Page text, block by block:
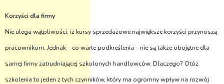
Korzyści dla firmy
Nie ulega wątpliwości, iż kursy sprzedażowe największe korzyści przynoszą
pracownikom. Jednak – co warte podkreślenia – nie są także obojętne dla
samej firmy zatrudniającej szkolonych handlowców. Dlaczego? Otóż
szkolenia to jeden z tych czynników, który ma ogromny wpływ na rozwój